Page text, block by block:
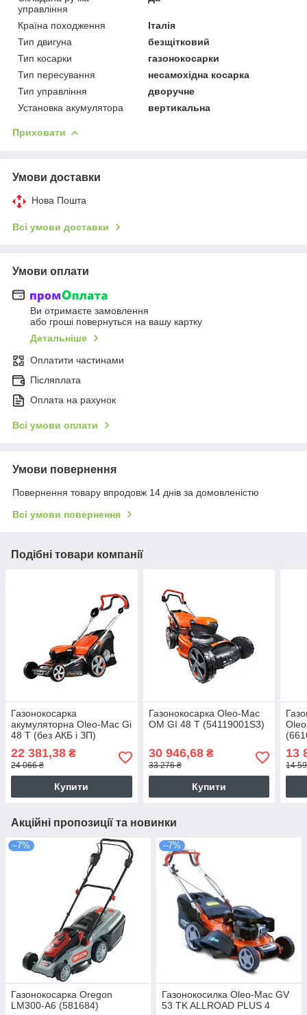
управління
Країна походження
Італія
Тип двигуна
безщітковий
Тип косарки
газонокосарки
Тип пересування
несамохідна косарка
Тип управління
дворучне
Установка акумулятора
вертикальна
Приховати
Умови доставки
Нова Пошта
Всі умови доставки
Умови оплати
Ви отримаєте замовлення
або гроші повернуться на вашу картку
Детальніше
Оплатити частинами
Післяплата
Оплата на рахунок
Всі умови оплати
Умови повернення
Повернення товару впродовж 14 днів за домовленістю
Всі умови повернення
Подібні товари компанії
Газонокосарка
акумуляторна Oleo-Mac Gi
48 T (без АКБ і ЗП)
22 381,38 ₴
24 066 ₴
Купити
Газонокосарка Oleo-Mac
OM GI 48 T (54119001S3)
30 946,68₴
33 276 ₴
Купити
13
14
Акційні пропозиції та новинки
–7%
Газонокосарка Oregon
LM300-A6 (581684)
–7%
Газонокосилка Оlео-Маc GV
53 TK ALLROAD PLUS 4